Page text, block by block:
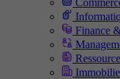
Finance